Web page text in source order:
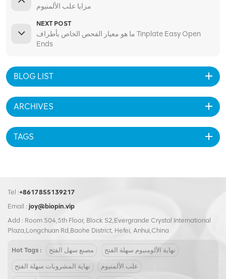
مزايا علب الألمنيوم
NEXT POST
ما هو معيار الفحص الخاص بأطراف Tinplate Easy Open
Ends
BLOG LIST
ARCHIVES
TAGS
Tel :+8617855139217
Email : joy@biopin.vip
Add : Room 504,5th Floor, Block S2,Evergrande Crystal International
Plaza,Longchuan Rd,Baohe District, Hefei, Anhui,China
Hot Tags : مصنع سهل الفتح نهاية الألومنيوم سهلة الفتح
نهاية المشروبات سهلة الفتح علب الألمنيوم